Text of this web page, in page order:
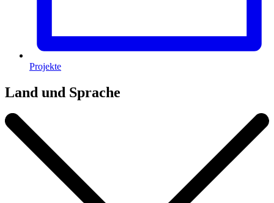
Projekte
Land und Sprache